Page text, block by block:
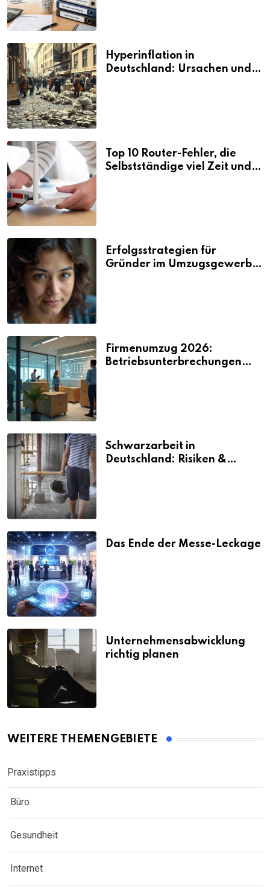
Hyperinflation in
Deutschland: Ursachen und
Top 10 Router-Fehler, die
Selbstständige viel Zeit und
Erfolgsstrategien für
Gründer im Umzugsgewerbe
Firmenumzug 2026:
Betriebsunterbrechungen
Schwarzarbeit in
Deutschland: Risiken &
Das Ende der Messe-Leckage
Unternehmensabwicklung
richtig planen
WEITERE THEMENGEBIETE
Praxistipps
Büro
Gesundheit
Internet